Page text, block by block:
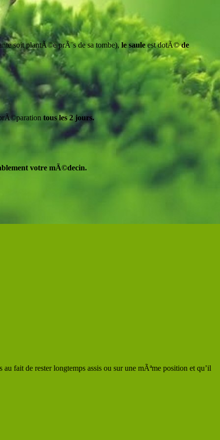
soit plantÃ©e prÃ¨s de sa tombe), le saule est dotÃ©de
tous les 2 jours.
votre mÃ©decin.
fait de rester longtemps assis ou sur une mÃªme position et qu’il